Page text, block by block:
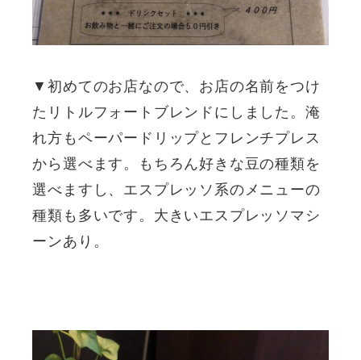
▼初めてのお店なので、お店の名前をつけ
たリトルフォートブレンドにしました。淹
れ方もペーパードリップとフレンチプレス
から選べます。もちろん好きな豆の種類を
選べますし、エスプレッソ系のメニューの
種類も多いです。大きいエスプレッソマシ
ーンあり。